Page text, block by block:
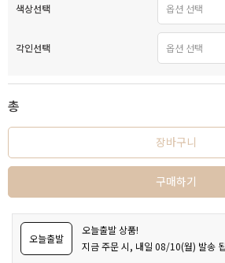
색상선택
각인선택
총
장바구니
구매하기
오늘출발
오늘출발 상품!
지금 주문 시, 내일 08/10(월) 발송